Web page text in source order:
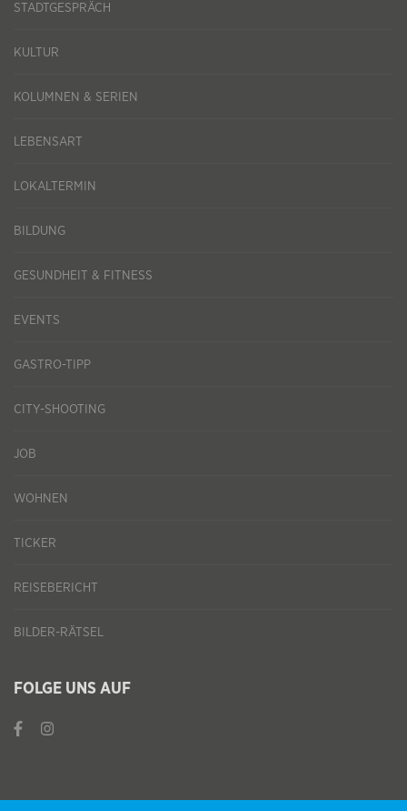
STADTGESPRÄCH
KULTUR
KOLUMNEN & SERIEN
LEBENSART
LOKALTERMIN
BILDUNG
GESUNDHEIT & FITNESS
EVENTS
GASTRO-TIPP
CITY-SHOOTING
JOB
WOHNEN
TICKER
REISEBERICHT
BILDER-RÄTSEL
FOLGE UNS AUF